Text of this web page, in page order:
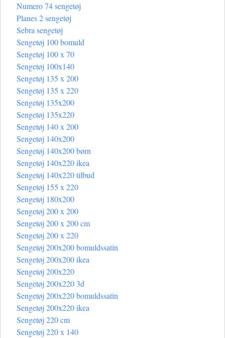
Numero 74 sengetøj
Planes 2 sengetøj
Sebra sengetøj
Sengetøj 100 bomuld
Sengetøj 100 x 70
Sengetøj 100x140
Sengetøj 135 x 200
Sengetøj 135 x 220
Sengetøj 135x200
Sengetøj 135x220
Sengetøj 140 x 200
Sengetøj 140x200
Sengetøj 140x200 børn
Sengetøj 140x220 ikea
Sengetøj 140x220 tilbud
Sengetøj 155 x 220
Sengetøj 180x200
Sengetøj 200 x 200
Sengetøj 200 x 200 cm
Sengetøj 200 x 220
Sengetøj 200x200 bomuldssatin
Sengetøj 200x200 ikea
Sengetøj 200x220
Sengetøj 200x220 3d
Sengetøj 200x220 bomuldssatin
Sengetøj 200x220 ikea
Sengetøj 220 cm
Sengetøj 220 x 140